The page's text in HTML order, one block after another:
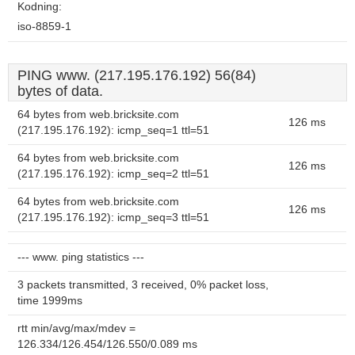
Kodning:
iso-8859-1
PING www. (217.195.176.192) 56(84)
bytes of data.
64 bytes from web.bricksite.com
(217.195.176.192): icmp_seq=1 ttl=51
126 ms
64 bytes from web.bricksite.com
(217.195.176.192): icmp_seq=2 ttl=51
126 ms
64 bytes from web.bricksite.com
(217.195.176.192): icmp_seq=3 ttl=51
126 ms
--- www. ping statistics ---
3 packets transmitted, 3 received, 0% packet loss,
time 1999ms
rtt min/avg/max/mdev =
126.334/126.454/126.550/0.089 ms